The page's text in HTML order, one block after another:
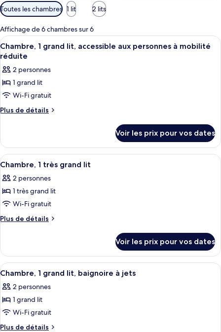
Filtres
disponibles
pour
les
chambres
Toutes les chambres 1 lit 2 lits
Affichage de 6 chambres sur 6
Afficher
toutes
les
photos
pour
ce
type
Chambre,
grand
lit,
accessible
aux
personnes
à
Une chambre d’hôtel avec un lit, un
6
Chambre, 1 grand lit, accessible aux personnes à mobilité
réduite
2 personnes
1 grand lit
Wi-Fi gratuit
Plus de détails
Plus
le
type
de
Chambre,
lit,
accessible
aux
mobilité
réduite
Voir les prix pour vos dates
Afficher
toutes
les
photos
pour
ce
chambre :
Chambre,
1
très
grand
lit
Une chambre d’hôtel avec un lit, un
4
Chambre, 1 très grand lit
2 personnes
1 très grand lit
Wi-Fi gratuit
Plus de détails
Plus
le
type
de
Chambre,
grand
lit
Voir les prix pour vos dates
Afficher
toutes
les
photos
pour
ce
Une chambre d’hôtel avec un lit, un
4
Chambre, 1 grand lit, baignoire à jets
2 personnes
1 grand lit
Wi-Fi gratuit
Plus de détails
Plus